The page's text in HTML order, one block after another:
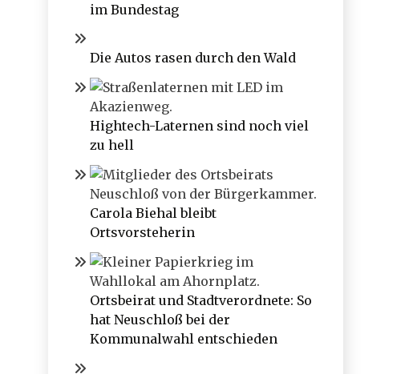
im Bundestag
Die Autos rasen durch den Wald
Hightech-Laternen sind noch viel
zu hell
Carola Biehal bleibt
Ortsvorsteherin
Ortsbeirat und Stadtverordnete: So
hat Neuschloß bei der
Kommunalwahl entschieden